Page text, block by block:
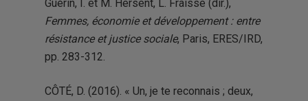
Guérin, I. et M. Hersent, L. Fraisse (dir.),
Femmes, économie et développement : entre
résistance et justice sociale, Paris, ERES/IRD,
pp. 283-312.
CÔTÉ, D. (2016). « Un, je te reconnais ; deux,